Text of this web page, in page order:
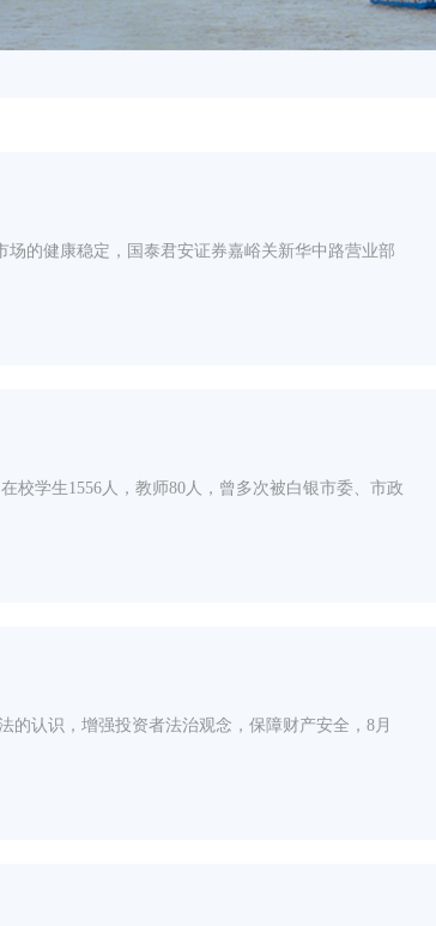
的健康稳定，国泰君安证券嘉峪关新华中路营业部
校学生1556人，教师80人，曾多次被白银市委、市政
认识，增强投资者法治观念，保障财产安全，8月